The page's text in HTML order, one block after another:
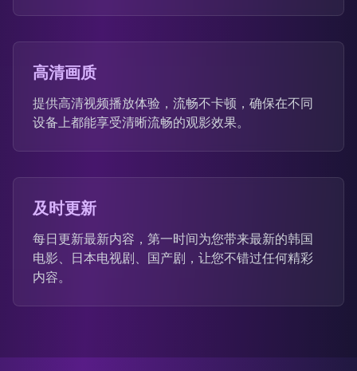
高清画质
提供高清视频播放体验，流畅不卡顿，确保在不同
设备上都能享受清晰流畅的观影效果。
及时更新
每日更新最新内容，第一时间为您带来最新的韩国
电影、日本电视剧、国产剧，让您不错过任何精彩
内容。